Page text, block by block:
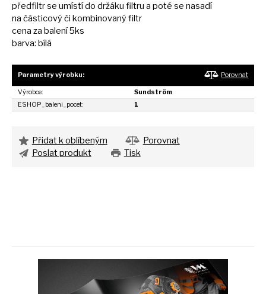
předfiltrse umístído držáku filtru a poté se nasadí
na částicovýči kombinovaný filtr
cena za balení 5ks
barva: bílá
Parametry výrobku: Porovnat
Výrobce:
Sundström
ESHOP_baleni_pocet:
1
Přidat k oblíbeným
Porovnat
Poslat produkt
Tisk